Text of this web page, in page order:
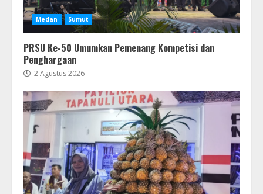
Medan Sumut
PRSU Ke-50 Umumkan Pemenang Kompetisi dan
Penghargaan
2 Agustus 2026